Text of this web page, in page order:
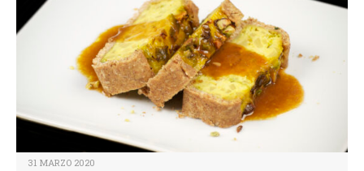
31 MARZO 2020